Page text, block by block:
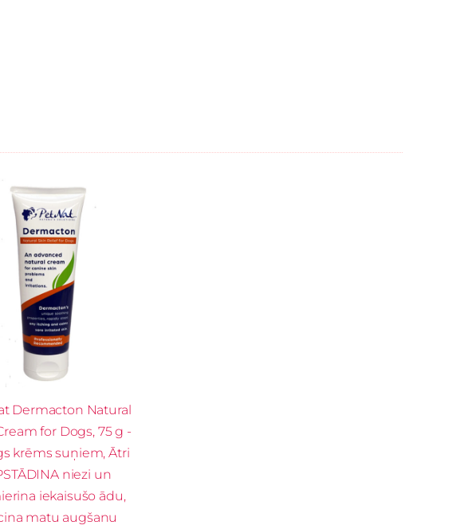
Dermacton Natural
for Dogs, 75 g -
krēms suņiem, Ātri
niezi un
iekaisušo ādu,
matu augšanu